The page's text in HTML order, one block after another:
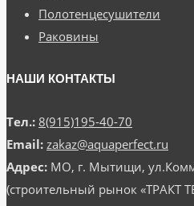
Полотенцесушители
Раковины
НАШИ КОНТАКТЫ
Тел.: 8(915)195-40-70
Email: zakaz@aquaperfect.ru
Адрес: МО, г. Мытищи,
(строительный рынок «ТРАКТ